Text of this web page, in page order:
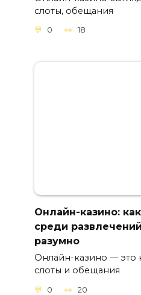
слоты, обещания
0 18
Онлайн-казино:
среди
разумно
Онлайн-казино — это
слоты и обещания
0 20